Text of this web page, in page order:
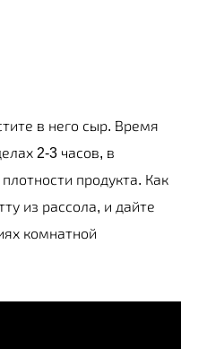
в него сыр. Время
2-3 часов, в
продукта. Как
из рассола, и дайте
комнатной